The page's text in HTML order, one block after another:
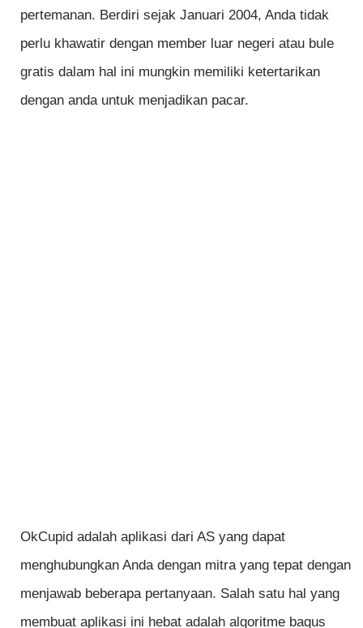
pertemanan. Berdiri sejak Januari 2004, Anda tidak
perlu khawatir dengan member luar negeri atau bule
gratis dalam hal ini mungkin memiliki ketertarikan
dengan anda untuk menjadikan pacar.
OkCupid adalah aplikasi dari AS yang dapat
menghubungkan Anda dengan mitra yang tepat dengan
menjawab beberapa pertanyaan. Salah satu hal yang
membuat aplikasi ini hebat adalah algoritme bagus